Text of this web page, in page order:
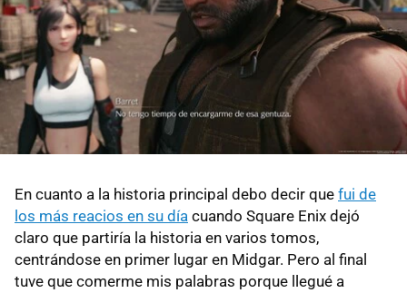
En cuanto a la historia principal debo decir que fui de
los más reacios en su día cuando Square Enix dejó
claro que partiría la historia en varios tomos,
centrándose en primer lugar en Midgar. Pero al final
tuve que comerme mis palabras porque llegué a